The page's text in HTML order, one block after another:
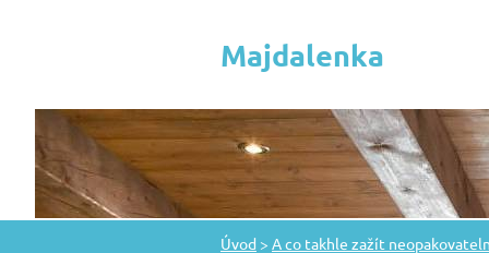
Majdalenka
Úvod > A co takhle zažít